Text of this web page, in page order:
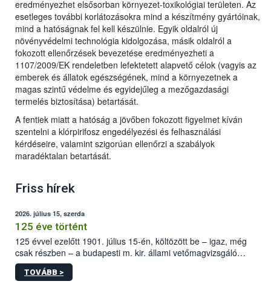
eredményezhet elsősorban környezet-toxikológiai területen. Az
esetleges további korlátozásokra mind a készítmény gyártóinak,
mind a hatóságnak fel kell készülnie. Egyik oldalról új
növényvédelmi technológia kidolgozása, másik oldalról a
fokozott ellenőrzések bevezetése eredményezheti a
1107/2009/EK rendeletben lefektetett alapvető célok (vagyis az
emberek és állatok egészségének, mind a környezetnek a
magas szintű védelme és egyidejűleg a mezőgazdasági
termelés biztosítása) betartását.
A fentiek miatt a hatóság a jövőben fokozott figyelmet kíván
szentelni a klórpirifosz engedélyezési és felhasználási
kérdéseire, valamint szigorúan ellenőrzi a szabályok
maradéktalan betartását.
Friss hírek
2026. július 15, szerda
125 éve történt
125 évvel ezelőtt 1901. július 15-én, költözött be – igaz, még
csak részben – a budapesti m. kir. állami vetőmagvizsgáló
állomás a Kis Rókus utca 15. szám alatti, Czigler Győző által
tervezett új épületébe.
TOVÁBB >